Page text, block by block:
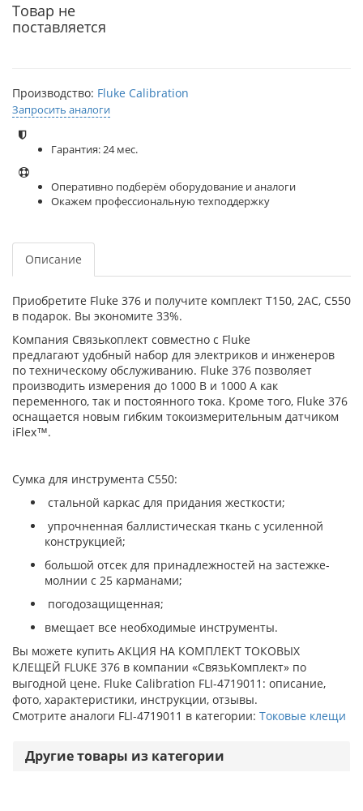
Товар не
поставляется
Производство: Fluke Calibration
Запросить аналоги
Гарантия: 24 мес.
Оперативно подберём оборудование и аналоги
Окажем профессиональную техподдержку
Описание
Приобретите Fluke 376 и получите комплект T150, 2AC, C550
в подарок. Вы экономите 33%.
Компания Связькоплект совместно с Fluke
предлагают удобный набор для электриков и инженеров
по техническому обслуживанию. Fluke 376 позволяет
производить измерения до 1000 В и 1000 А как
переменного, так и постоянного тока. Кроме того, Fluke 376
оснащается новым гибким токоизмерительным датчиком
iFlex™.
Сумка для инструмента C550:
стальной каркас для придания жесткости;
упрочненная баллистическая ткань с усиленной
конструкцией;
большой отсек для принадлежностей на застежке-
молнии с 25 карманами;
погодозащищенная;
вмещает все необходимые инструменты.
Вы можете купить АКЦИЯ НА КОМПЛЕКТ ТОКОВЫХ
КЛЕЩЕЙ FLUKE 376 в компании «СвязьКомплект» по
выгодной цене. Fluke Calibration FLI-4719011: описание,
фото, характеристики, инструкции, отзывы.
Смотрите аналоги FLI-4719011 в категории: Токовые клещи
Другие товары из категории